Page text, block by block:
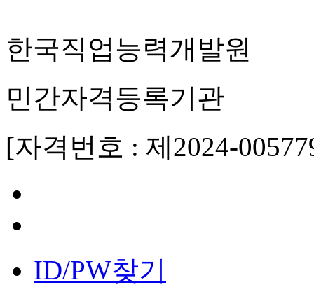
한국직업능력개발원
민간자격등록기관
[자격번호 : 제2024-
ID/PW찾기